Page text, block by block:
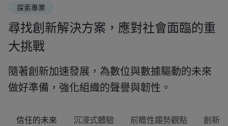
探索專業
尋找創新解決方案，應對社會面臨的重
大挑戰
隨著創新加速發展，為數位與數據驅動的未來
做好準備，強化組織的聲譽與韌性。
信任的未來 沉浸式體驗 前瞻性趨勢觀點 創新